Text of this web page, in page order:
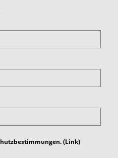
(Link)